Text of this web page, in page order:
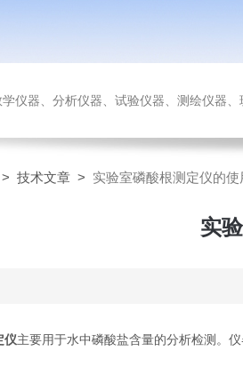
仪器、分析仪器、试验仪器、测绘仪器、玻璃仪
> 技术文章 > 实验室磷酸根测定仪的
实
仪主要用于水中磷酸盐含量的分析检测。